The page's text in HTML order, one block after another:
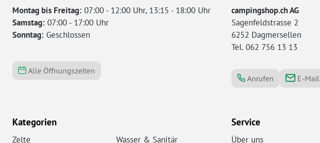
Montag bis Freitag: 07:00 - 12:00 Uhr, 13:15 - 18:00 Uhr
Samstag: 07:00 - 17:00 Uhr
Sonntag: Geschlossen
Alle Öffnungszeiten
campingshop.ch AG
Sagenfeldstrasse 2
6252 Dagmersellen
Tel. 062 756 13 13
Anrufen E-Mail
Kategorien
Zelte Wasser & Sanitär
Service
Über uns